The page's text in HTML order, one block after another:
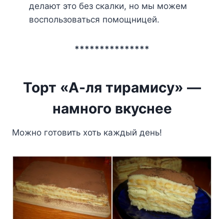
делают это без скалки, но мы можем
воспользоваться помощницей.
***************
Торт «А-ля тирамису» —
намного вкуснее
Можно готовить хоть каждый день!